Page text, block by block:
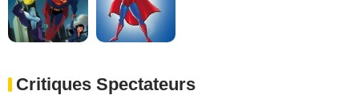
Critiques Spectateurs